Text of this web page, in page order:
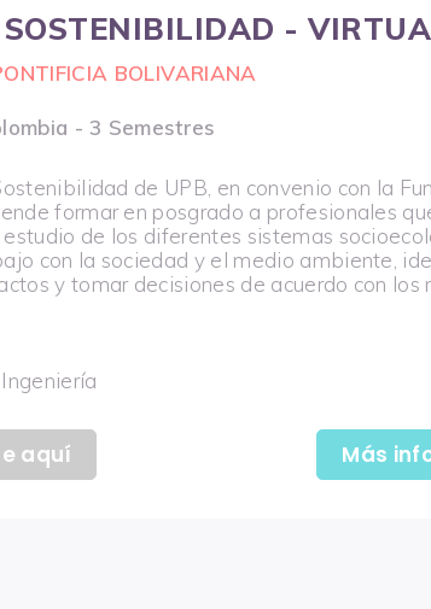
-
BOLIVARIANA
- 3 Semestres
de UPB, en convenio con la
formar en posgrado a profesionales
de los diferentes sistemas
con la sociedad y el medio ambiente,
y tomar decisiones de acuerdo con los
aquí Más